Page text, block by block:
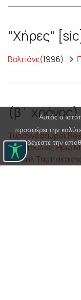
"Χήρες"
Βολπόνε(1996)
(β΄ χρόνος)
Τυραννόσαυροι Rex
Τιτόπουλος,Ηρώ
Μιχαήλ Ταμπακάκης
Αυτός ο
προσφέρει την
αποδέχεστε την